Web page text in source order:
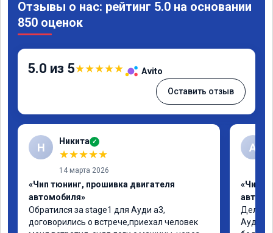
Отзывы о нас: рейтинг 5.0 на основании
850 оценок
5.0 из 5★★★★★ Avito
Оставить отзыв
Н Никита ✓
★★★★★
14 марта 2026
«Чип тюнинг, прошивка двигателя
автомобиля»
Обратился за stage1 для Ауди а3,
договорились о встрече,приехал человек
А
«Чип
Делал